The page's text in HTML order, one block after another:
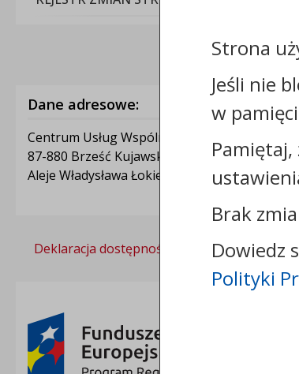
Dane adresowe:
Centrum Usług Wspólnych w Brześciu
87-880 Brześć Kujawski
Aleje Władysława Łokietka 1A
Deklaracja dostępności Polityka
Strona
Jeśli nie
w
Pamiętaj,
Brak
Dowiedz
Polityki